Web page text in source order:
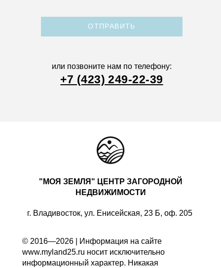
ОТПРАВИТЬ
или позвоните нам по телефону:
+7 (423) 249-22-39
"МОЯ ЗЕМЛЯ" ЦЕНТР ЗАГОРОДНОЙ
НЕДВИЖИМОСТИ
г. Владивосток, ул. Енисейская, 23 Б, оф. 205
© 2016—2026 | Информация на сайте
www.myland25.ru носит исключительно
информационный характер. Никакая